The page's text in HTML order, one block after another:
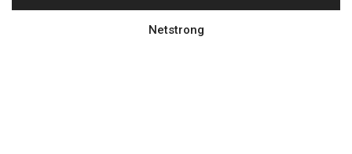
Netstrong